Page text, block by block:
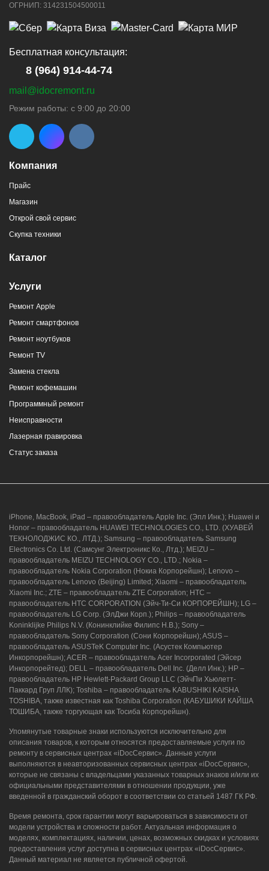
8 (964) 914-44-74
8 (964) 914-44-74
8 (964) 914-44-74
г. Новороссийск, ул. Героев Десантников,
2/4
8 (964) 914-44-74
г. Новороссийск, ул. Героев Десантников,
г. Новороссийск, ул. Героев Десантников,
2/3
8 (964) 914-44-74(с 9:00 до 20:00)
ОГРНИП: 314231504500011
Компания
Прайс
Магазин
Открой свой сервис
Скупка техники
Каталог
Услуги
Ремонт Apple
Ремонт смартфонов
Ремонт ноутбуков
Ремонт TV
Замена стекла
Ремонт кофемашин
Программный ремонт
Неисправности
Лазерная гравировка
Статус заказа
Бесплатная консультация:
8 (964) 914-44-74
mail@idocremont.ru
Режим работы: с 9:00 до 20:00
iPhone, MacBook, iPad – правообладатель Apple Inc. (Эпл Инк.); Huawei и
Honor – правообладатель HUAWEI TECHNOLOGIES CO., LTD. (ХУАВЕЙ
ТЕКНОЛОДЖИС КО., ЛТД.); Samsung – правообладатель Samsung
Electronics Co. Ltd. (Самсунг Электроникс Ко., Лтд.); MEIZU –
правообладатель MEIZU TECHNOLOGY CO., LTD.; Nokia –
правообладатель Nokia Corporation (Нокиа Корпорейшн); Lenovo –
правообладатель Lenovo (Beijing) Limited; Xiaomi – правообладатель
Xiaomi Inc.; ZTE – правообладатель ZTE Corporation; HTC –
правообладатель HTC CORPORATION (Эйч-Ти-Си КОРПОРЕЙШН); LG –
правообладатель LG Corp. (ЭлДжи Корп.); Philips – правообладатель
Koninklijke Philips N.V. (Конинклийке Филипс Н.В.); Sony –
правообладатель Sony Corporation (Сони Корпорейшн); ASUS –
правообладатель ASUSTeK Computer Inc. (Асустек Компьютер
Инкорпорейшн); ACER – правообладатель Acer Incorporated (Эйсер
Инкорпорейтед); DELL – правообладатель Dell Inc. (Делл Инк.); HP –
правообладатель HP Hewlett-Packard Group LLC (ЭйчПи Хьюлетт-
Паккард Груп ЛЛК); Toshiba – правообладатель KABUSHIKI KAISHA
TOSHIBA, также известная как Toshiba Corporation (КАБУШИКИ КАЙША
ТОШИБА, также торгующая как Тосиба Корпорейшн).
Упомянутые товарные знаки используются исключительно для
описания товаров, к которым относятся предоставляемые услуги по
ремонту в сервисных центрах «iDocСервис». Данные услуги
выполняются в неавторизованных сервисных центрах «iDocСервис»,
которые не связаны с владельцами указанных товарных знаков и/или их
официальными представителями в отношении продукции, уже
введенной в гражданский оборот в соответствии со статьей 1487 ГК РФ.
Время ремонта, срок гарантии могут варьироваться в зависимости от
модели устройства и сложности работ. Актуальная информация о
моделях, комплектациях, наличии, ценах, возможных скидках и условиях
предоставления услуг доступна в сервисных центрах «iDocСервис».
Данный материал не является публичной офертой.